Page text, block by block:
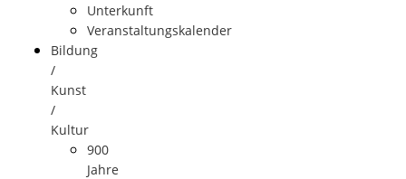
Unterkunft
Veranstaltungskalender
Bildung
/
Kunst
/
Kultur
900
Jahre